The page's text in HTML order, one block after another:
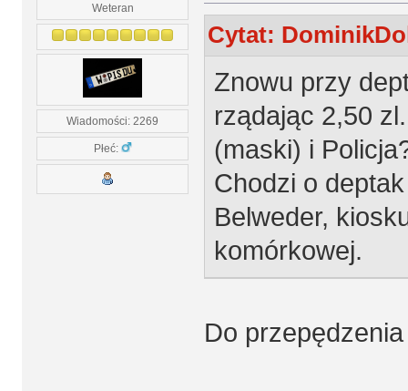
Weteran
Wiadomości: 2269
Płeć:
Cytat:
Znowu przy
rządając 2,50
(maski) i
Chodzi o
Belweder,
komórkowej.
Do